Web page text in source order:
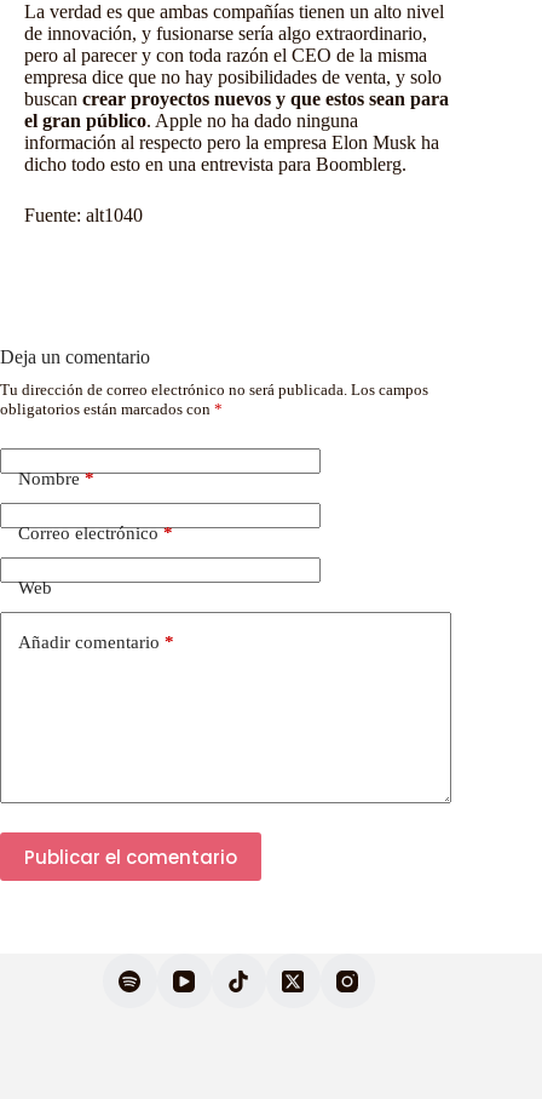
La verdad es que ambas compañías tienen un alto nivel
de innovación, y fusionarse sería algo extraordinario,
pero al parecer y con toda razón el CEO de la misma
empresa dice que no hay posibilidades de venta, y solo
buscan crear proyectos nuevos y que estos sean para
el gran público. Apple no ha dado ninguna
información al respecto pero la empresa Elon Musk ha
dicho todo esto en una entrevista para Boomblerg.
Fuente: alt1040
Deja un comentario
Tu dirección de correo electrónico no será publicada. Los campos
obligatorios están marcados con *
Nombre*
Correo electrónico*
Web
Añadir comentario *
Publicar el comentario